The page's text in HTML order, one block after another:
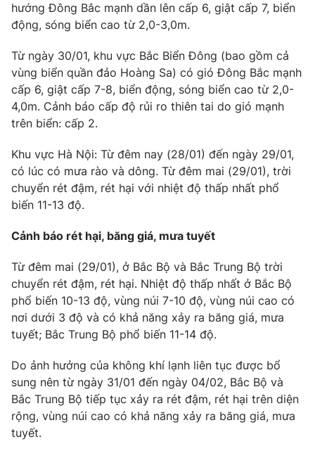
Chuyên mục khác
Emagazine Podcast
Photo Infographic
Video
VTV Money VTV Thể thao
VTV Sức khoẻ Bất động sản
Thị trường 24h Tấm lòng Việt
VTV4 Vươn mình bằng AI
VTV9 VTV8
Liên hệ tòa soạn English
THỜI BÁO VTV
hướng Đông Bắc mạnh dần lên cấp 6, giật cấp 7, biển
động, sóng biển cao từ 2,0-3,0m.
Từ ngày 30/01, khu vực Bắc Biển Đông (bao gồm cả
vùng biển quần đảo Hoàng Sa) có gió Đông Bắc mạnh
cấp 6, giật cấp 7-8, biển động, sóng biển cao từ 2,0-
4,0m. Cảnh báo cấp độ rủi ro thiên tai do gió mạnh
trên biển: cấp 2.
Khu vực Hà Nội: Từ đêm nay (28/01) đến ngày 29/01,
có lúc có mưa rào và dông. Từ đêm mai (29/01), trời
chuyển rét đậm, rét hại với nhiệt độ thấp nhất phổ
biến 11-13 độ.
Cảnh báo rét hại, băng giá, mưa tuyết
Từ đêm mai (29/01), ở Bắc Bộ và Bắc Trung Bộ trời
chuyển rét đậm, rét hại. Nhiệt độ thấp nhất ở Bắc Bộ
phổ biến 10-13 độ, vùng núi 7-10 độ, vùng núi cao có
nơi dưới 3 độ và có khả năng xảy ra băng giá, mưa
tuyết; Bắc Trung Bộ phổ biến 11-14 độ.
Do ảnh hưởng của không khí lạnh liên tục được bổ
sung nên từ ngày 31/01 đến ngày 04/02, Bắc Bộ và
Bắc Trung Bộ tiếp tục xảy ra rét đậm, rét hại trên diện
rộng, vùng núi cao có khả năng xảy ra băng giá, mưa
tuyết.